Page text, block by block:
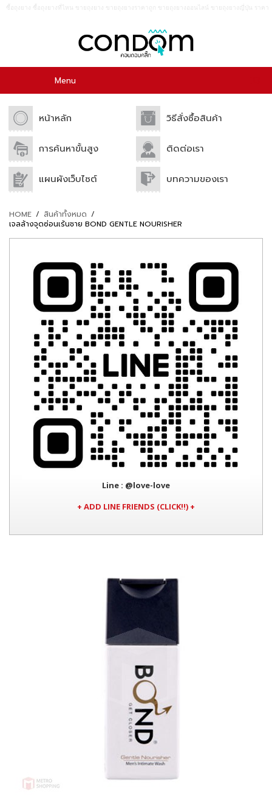
ซื้อถุงยาง ซื้อถุงยางที่ไหน ขายถุงยาง ขายถุงยางราคาถูก ขายถุงยางออนไลน์ ขายถุงยางญี่ปุ่น ราคา
Menu
หน้าหลัก วิธีสั่งซื้อสินค้า
การค้นหาขั้นสูง ติดต่อเรา
แผนผังเว็บไซต์ บทความของเรา
HOME / สินค้าทั้งหมด /
เจลล้างจุดซ่อนเร้นชาย BOND GENTLE NOURISHER
Line : @love-love
+ ADD LINE FRIENDS (CLICK!!) +